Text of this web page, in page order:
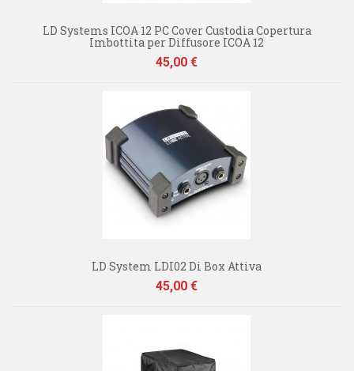
LD Systems ICOA 12 PC Cover Custodia Copertura
Imbottita per Diffusore ICOA 12
Prezzo
45,00 €
LD System LDI02 Di Box Attiva
Prezzo
45,00 €